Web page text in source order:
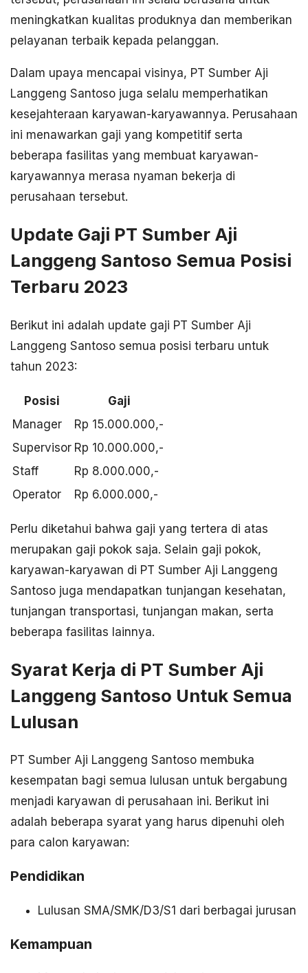
meningkatkan kualitas produknya dan memberikan
pelayanan terbaik kepada pelanggan.
Dalam upaya mencapai visinya, PT Sumber Aji
Langgeng Santoso juga selalu memperhatikan
kesejahteraan karyawan-karyawannya. Perusahaan
ini menawarkan gaji yang kompetitif serta
beberapa fasilitas yang membuat karyawan-
karyawannya merasa nyaman bekerja di
perusahaan tersebut.
Update Gaji PT Sumber Aji
Langgeng Santoso Semua Posisi
Terbaru 2023
Berikut ini adalah update gaji PT Sumber Aji
Langgeng Santoso semua posisi terbaru untuk
tahun 2023:
Posisi
Gaji
Manager
Rp 15.000.000,-
Supervisor Rp 10.000.000,-
Staff
Rp 8.000.000,-
Operator
Rp 6.000.000,-
Perlu diketahui bahwa gaji yang tertera di atas
merupakan gaji pokok saja. Selain gaji pokok,
karyawan-karyawan di PT Sumber Aji Langgeng
Santoso juga mendapatkan tunjangan kesehatan,
tunjangan transportasi, tunjangan makan, serta
beberapa fasilitas lainnya.
Syarat Kerja di PT Sumber Aji
Langgeng Santoso Untuk Semua
Lulusan
PT Sumber Aji Langgeng Santoso membuka
kesempatan bagi semua lulusan untuk bergabung
menjadi karyawan di perusahaan ini. Berikut ini
adalah beberapa syarat yang harus dipenuhi oleh
para calon karyawan:
Pendidikan
Lulusan SMA/SMK/D3/S1 dari berbagai jurusan
Kemampuan